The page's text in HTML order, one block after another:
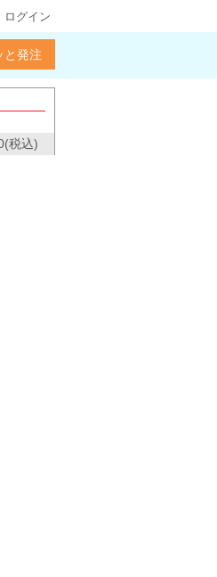
ログイン
と発注
(税込)